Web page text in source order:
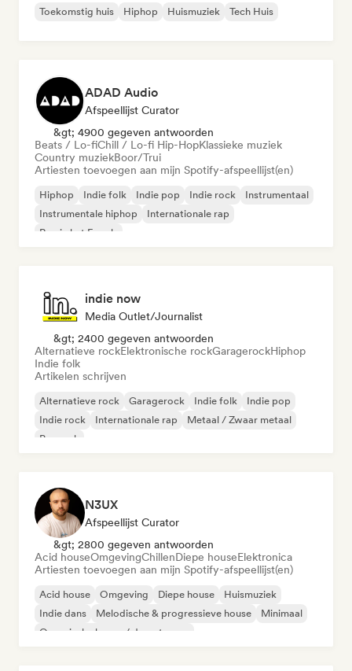
Toekomstig huis
Hiphop Huismuziek Tech Huis
ADAD Audio
Afspeellijst Curator
&gt; 4900 gegeven antwoorden
Beats / Lo-fiChill / Lo-fi Hip-HopKlassieke muziek
Country muziekBoor/Trui
Artiesten toevoegen aan mijn Spotify-afspeellijst(en)
Hiphop Indie folk Indie pop Indie rock
Instrumentaal
Instrumentale hiphop
Internationale rap
Rap in het Engels
indie now
Media Outlet/Journalist
&gt; 2400 gegeven antwoorden
Alternatieve rockElektronische rockGaragerockHiphop
Indie folk
Artikelen schrijven
Alternatieve rock Garagerock Indie folk
Indie pop
Indie rock
Internationale rap
Metaal / Zwaar metaal
Poprock
N3UX
Afspeellijst Curator
&gt; 2800 gegeven antwoorden
Acid houseOmgevingChillenDiepe houseElektronica
Artiesten toevoegen aan mijn Spotify-afspeellijst(en)
Acid house Omgeving Diepe house
Huismuziek
Indie dans
Melodische & progressieve house
Minimaal
Organische house / downtempo